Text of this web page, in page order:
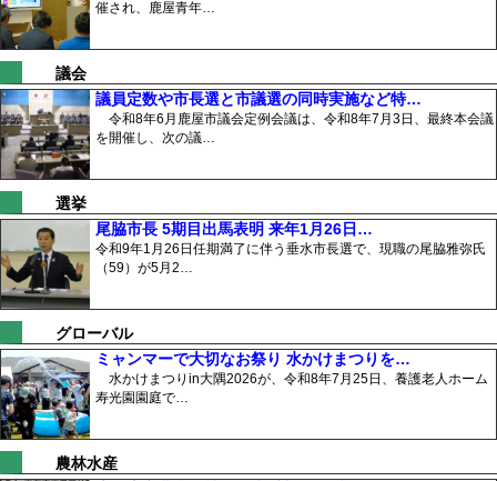
催され、鹿屋青年…
議会
議員定数や市長選と市議選の同時実施など特…
令和8年6月鹿屋市議会定例会議は、令和8年7月3日、最終本会議
を開催し、次の議…
選挙
尾脇市長 5期目出馬表明 来年1月26日…
令和9年1月26日任期満了に伴う垂水市長選で、現職の尾脇雅弥氏
（59）が5月2…
グローバル
ミャンマーで大切なお祭り 水かけまつりを…
水かけまつりin大隅2026が、令和8年7月25日、養護老人ホーム
寿光園園庭で…
農林水産